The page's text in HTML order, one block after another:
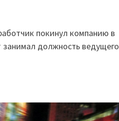
покинул компанию в
занимал должность ведущего